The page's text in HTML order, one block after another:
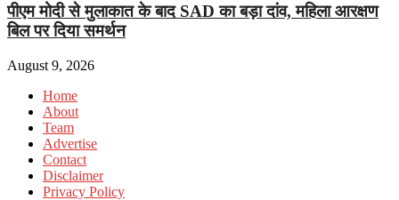
पीएम मोदी से मुलाकात के बाद SAD का बड़ा दांव, महिला आरक्षण
बिल पर दिया समर्थन
August 9, 2026
Home
About
Team
Advertise
Contact
Disclaimer
Privacy Policy